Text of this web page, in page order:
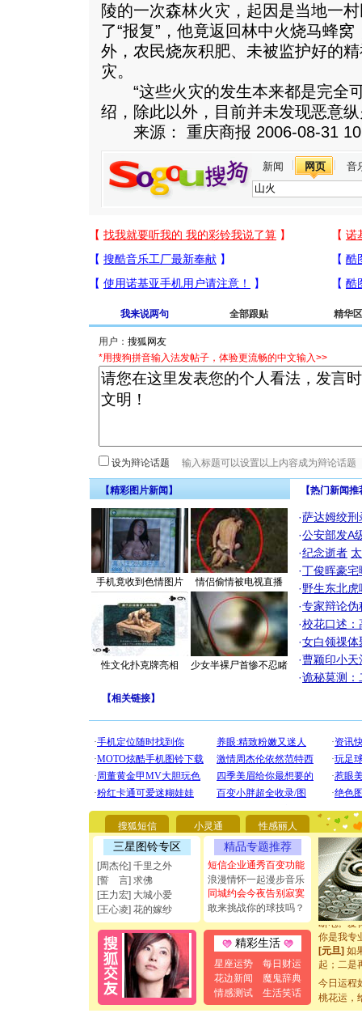
陵的一次森林火灾，起因是当地一
了“报复”，他竟返回林中火烧马蜂
外，农民烧灰积肥、未被监护好的
灾。
“这些火灾的发生本来都是完全
绍，除此以外，目前并未发现恶意
来源： 重庆商报 2006-08-31
新闻 网页 音
我来说两句 全部跟贴 精华区
用户：
*用搜狗拼音输入法发帖子，体验更流畅的中文输入>>
设为辩论话题
【精彩图片新闻】
手机竟收到色情图片 情侣偷情被电视直播
性文化扑克牌亮相 少女半裸尸首惨不忍睹
【热门新闻
·萨达姆绞刑
·公安部发A
·纪念逝者
·丁俊晖豪
·野生东北
·专家辩论伪
·校花口述：
·女白领祼体
·曹颖印小天
·诡秘莫测：
【相关链接】
搜狐短信 小灵通 性感丽人
三星图铃专区
[周杰伦] 千里之外
[誓 言] 求佛
[王力宏] 大城小爱
[王心凌] 花的嫁纱
精品专题推荐
短信企业通秀百变功能
浪漫情怀一起漫步音乐
同城约会今夜告别寂寞
敢来挑战你的球技吗？
精彩生活
星座运势
每日财运
花边新闻
魔鬼辞典
情感测试
生活笑话
[圣诞节]
要平安！
[圣诞节]
能正大光
都要快乐
[圣诞节]
如意,快
[元旦]看
断电。爱
你是我专
[元旦]如
起；二是
离。水晶
[元旦]当
泣，这痛
卖了。水
今日运程
桃花运，